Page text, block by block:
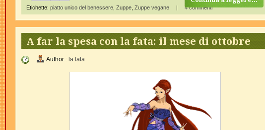
Etichette: piatto unico del benessere Zuppe Zuppe vegane | 4 commenti
A far la spesa con la fata: il mese di ottobre
Author : la fata